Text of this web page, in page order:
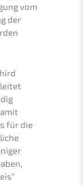
vom
der
für die